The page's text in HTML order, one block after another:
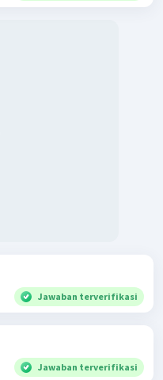
Jawaban terverifikasi
Jawaban terverifikasi